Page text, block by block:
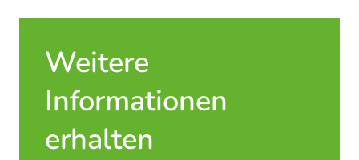
Weitere
Informationen
erhalten